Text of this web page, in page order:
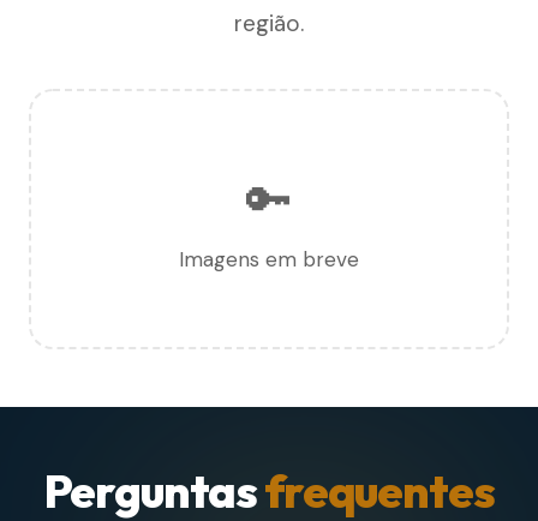
região.
🔑
Imagens em breve
Perguntasfrequentes